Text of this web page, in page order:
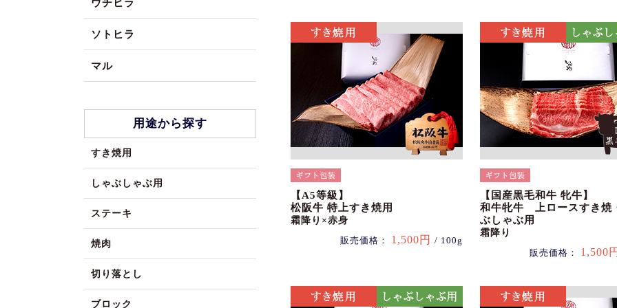
【A5等級】
松阪牛 特上すき焼用
霜降り×赤身
販売価格： 1,500円 / 100g
【国産黒毛和牛 牝牛】
和牛牝牛 上ロースすき焼
ぶしゃぶ用
霜降り
販売価格： 1,500
ソトヒラ
マル
用途から探す
すき焼用
しゃぶしゃぶ用
ステーキ
焼肉
切り落とし
ブロック